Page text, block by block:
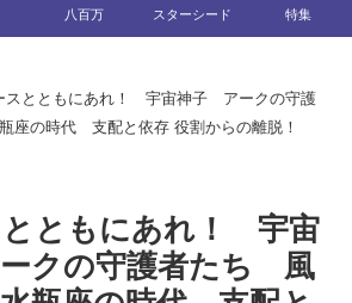
八百万 スターシード 特集
スとともにあれ！ 宇宙神子 アークの守護
座の時代 支配と依存 役割からの離脱！
とともにあれ！ 宇宙
クの守護者たち 風